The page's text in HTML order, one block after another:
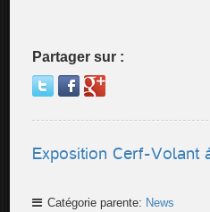
Partager sur :
Exposition Cerf-Volant
Catégorie parente: News